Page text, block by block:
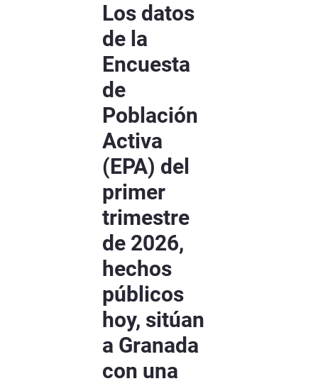
Los datos
de la
Encuesta
de
Población
Activa
(EPA) del
primer
trimestre
de 2026,
hechos
públicos
hoy, sitúan
a Granada
con una